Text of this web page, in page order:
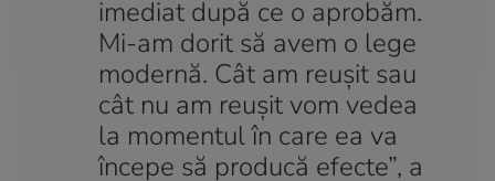
imediat după ce o aprobăm.
Mi-am dorit să avem o lege
modernă. Cât am reuşit sau
cât nu am reuşit vom vedea
la momentul în care ea va
începe să producă efecte”, a